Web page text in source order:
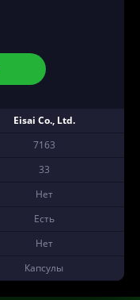
Eisai Co., Ltd.
7163
33
Нет
Есть
Нет
Капсулы